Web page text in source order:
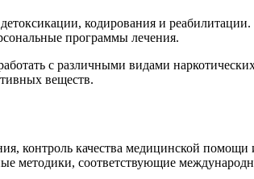
кодирования и
программы лечения.
с различными видами
веществ.
контроль качества медицинской
методики, соответствующие